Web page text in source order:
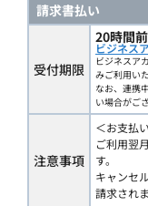
請求書払い
受付期限
20時間
ビジネス
ビジネスア
みご利用い
なお、連携
い場合がご
注意事項
＜お支払
ご利用翌
す。
キャンセ
請求されま